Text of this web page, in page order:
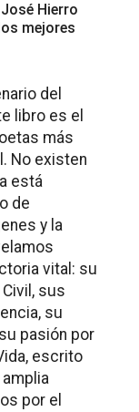
Hierro
mejores
del
libro es el
más
No existen
está
de
y la
vital: su
sus
su
pasión por
, escrito
por el